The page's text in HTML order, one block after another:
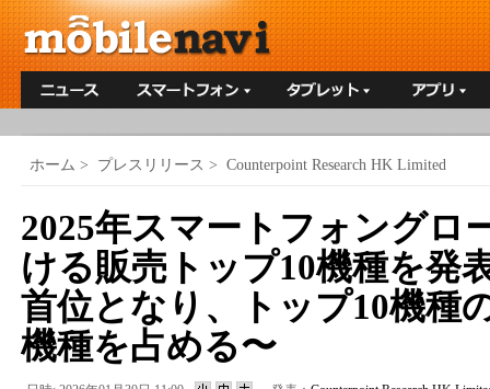
ホーム > プレスリリース > Counterpoint Research HK Limited
2025年スマートフォングロ
ける販売トップ10機種を発
首位となり、トップ10機種
機種を占める〜